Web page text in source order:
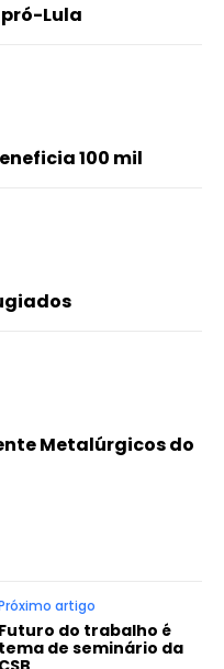
Lula
100 mil
Metalúrgicos do
artigo
Futuro do trabalho é
tema de seminário da